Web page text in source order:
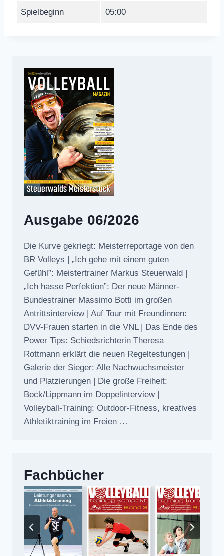
Spielbeginn 05:00
Ausgabe 06/2026
Die Kurve gekriegt: Meisterreportage von den
BR Volleys | „Ich gehe mit einem guten
Gefühl”: Meistertrainer Markus Steuerwald |
„Ich hasse Perfektion”: Der neue Männer-
Bundestrainer Massimo Botti im großen
Antrittsinterview | Auf Tour mit Freundinnen:
DVV-Frauen starten in die VNL | Das Ende des
Power Tips: Schiedsrichterin Theresa
Rottmann erklärt die neuen Regeltestungen |
Galerie der Sieger: Alle Nachwuchsmeister
und Platzierungen | Die große Freiheit:
Bock/Lippmann im Doppelinterview |
Volleyball-Training: Outdoor-Fitness, kreatives
Athletiktraining im Freien …
Fachbücher